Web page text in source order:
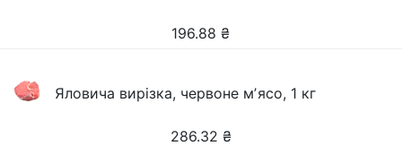
196.88 ₴
Яловича вирізка, червоне мʼясо, 1 кг
286.32 ₴